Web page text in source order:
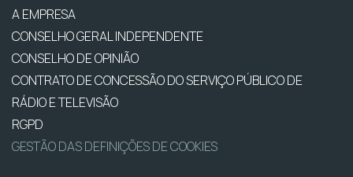
A EMPRESA
CONSELHO GERAL INDEPENDENTE
CONSELHO DE OPINIÃO
CONTRATO DE CONCESSÃO DO SERVIÇO PÚBLICO DE
RÁDIO E TELEVISÃO
RGPD
GESTÃO DAS DEFINIÇÕES DE COOKIES